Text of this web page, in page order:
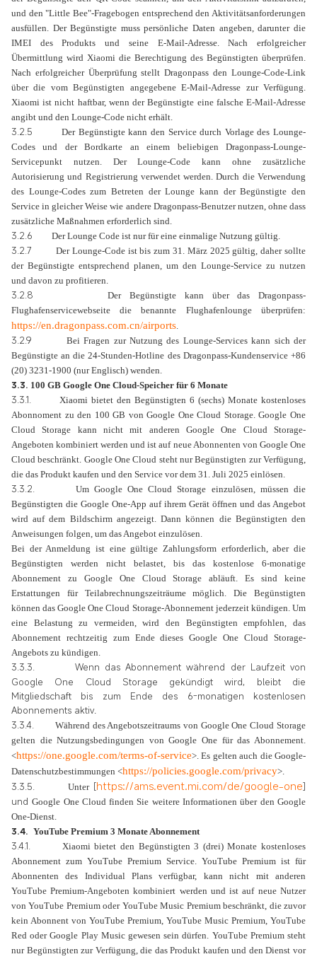
und den "Little Bee"-Fragebogen entsprechend den Aktivitätsanforderungen
ausfüllen. Der Begünstigte muss persönliche Daten angeben, darunter die
IMEI des Produkts und seine E-Mail-Adresse. Nach erfolgreicher
Übermittlung wird Xiaomi die Berechtigung des Begünstigten überprüfen.
Nach erfolgreicher Überprüfung stellt Dragonpass den Lounge-Code-Link
über die vom Begünstigten angegebene E-Mail-Adresse zur Verfügung.
Xiaomi ist nicht haftbar, wenn der Begünstigte eine falsche E-Mail-Adresse
angibt und den Lounge-Code nicht erhält.
3.2.5
Der Begünstigte kann den Service durch Vorlage des Lounge-
Codes und der Bordkarte an einem beliebigen Dragonpass-Lounge-
Servicepunkt nutzen. Der Lounge-Code kann ohne zusätzliche
Autorisierung und Registrierung verwendet werden. Durch die Verwendung
des Lounge-Codes zum Betreten der Lounge kann der Begünstigte den
Service in gleicher Weise wie andere Dragonpass-Benutzer nutzen, ohne dass
zusätzliche Maßnahmen erforderlich sind.
3.2.6 Der Lounge Code ist nur für eine einmalige Nutzung gültig.
3.2.7
Der Lounge-Code ist bis zum 31. März 2025 gültig, daher sollte
der Begünstigte entsprechend planen, um den Lounge-Service zu nutzen
und davon zu profitieren.
3.2.8
Der Begünstigte kann über das Dragonpass-
Flughafenservicewebseite die benannte Flughafenlounge überprüfen:
https://en.dragonpass.com.cn/airports.
3.2.9
Bei Fragen zur Nutzung des Lounge-Services kann sich der
Begünstigte an die 24-Stunden-Hotline des Dragonpass-Kundenservice +86
(20) 3231-1900 (nur Englisch) wenden.
3.3. 100 GB Google One Cloud-Speicher für 6 Monate
3.3.1.
Xiaomi bietet den Begünstigten 6 (sechs) Monate kostenloses
Abonnoment zu den 100 GB von Google One Cloud Storage. Google One
Cloud Storage kann nicht mit anderen Google One Cloud Storage-
Angeboten kombiniert werden und ist auf neue Abonnenten von Google One
Cloud beschränkt. Google One Cloud steht nur Begünstigten zur Verfügung,
die das Produkt kaufen und den Service vor dem 31. Juli 2025 einlösen.
3.3.2.
Um Google One Cloud Storage einzulösen, müssen die
Begünstigten die Google One-App auf ihrem Gerät öffnen und das Angebot
wird auf dem Bildschirm angezeigt. Dann können die Begünstigten den
Anweisungen folgen, um das Angebot einzulösen.
Bei der Anmeldung ist eine gültige Zahlungsform erforderlich, aber die
Begünstigten werden nicht belastet, bis das kostenlose 6-monatige
Abonnement zu Google One Cloud Storage abläuft. Es sind keine
Erstattungen für Teilabrechnungszeiträume möglich. Die Begünstigten
können das Google One Cloud Storage-Abonnement jederzeit kündigen. Um
eine Belastung zu vermeiden, wird den Begünstigten empfohlen, das
Abonnement rechtzeitig zum Ende dieses Google One Cloud Storage-
Angebots zu kündigen.
3.3.3.
Wenn das Abonnement während der Laufzeit von
Google One Cloud Storage gekündigt wird, bleibt die
Mitgliedschaft bis zum Ende des 6-monatigen kostenlosen
Abonnements aktiv.
3.3.4.
Während des Angebotszeitraums von Google One Cloud Storage
gelten die Nutzungsbedingungen von Google One für das Abonnement.
<https://one.google.com/terms-of-service>. Es gelten auch die Google-
Datenschutzbestimmungen <https://policies.google.com/privacy>.
3.3.5. Unter [https://ams.event.mi.com/de/google-one]
undGoogle One Cloudfinden Sie weitere Informationen über den Google
One-Dienst.
3.4. YouTube Premium 3 Monate Abonnement
3.4.1.
Xiaomi bietet den Begünstigten 3 (drei) Monate kostenloses
Abonnement zum YouTube Premium Service. YouTube Premium ist für
Abonnenten des Individual Plans verfügbar, kann nicht mit anderen
YouTube Premium-Angeboten kombiniert werden und ist auf neue Nutzer
von YouTube Premium oder YouTube Music Premium beschränkt, die zuvor
kein Abonnent von YouTube Premium, YouTube Music Premium, YouTube
Red oder Google Play Music gewesen sein dürfen. YouTube Premium steht
nur Begünstigten zur Verfügung, die das Produkt kaufen und den Dienst vor